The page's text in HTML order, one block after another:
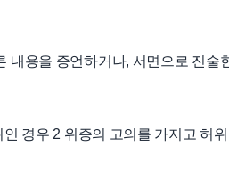
내용을 증언하거나, 서면으로 진술
경우 2 위증의 고의를 가지고 허